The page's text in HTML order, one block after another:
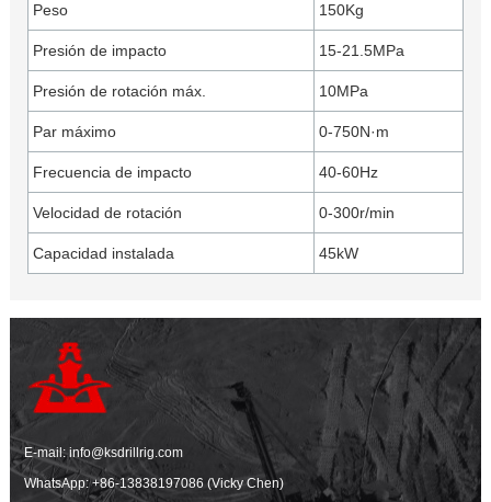
Peso 150Kg
Presión de impacto 15-21.5MPa
Presión de rotación máx. 10MPa
Par máximo 0-750N·m
Frecuencia de impacto 40-60Hz
Velocidad de rotación 0-300r/min
Capacidad instalada 45kW
E-mail:info@ksdrillrig.com
WhatsApp:+86-13838197086 (Vicky Chen)